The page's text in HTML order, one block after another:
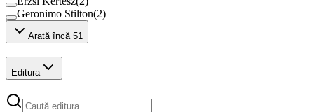
Geronimo Stilton(2)
Arată încă 51
Editura